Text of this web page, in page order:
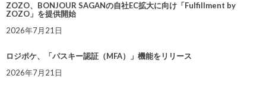
ZOZO、BONJOUR SAGANの自社EC拡大に向け「Fulfillment by
ZOZO」を提供開始
2026年7月21日
ロジポケ、「パスキー認証（MFA）」機能をリリース
2026年7月21日